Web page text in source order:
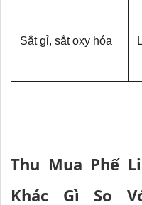
Sắt gỉ, sắt oxy hóa
Thu Mua Phế
Khác Gì So